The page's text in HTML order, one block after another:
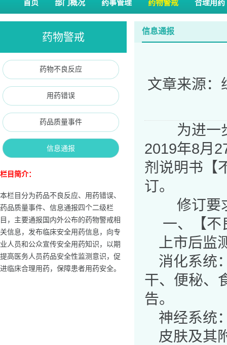
首页 部门概况 药事管理 药物警戒 合理用药
药物警戒
药物不良反应
用药错误
药品质量事件
信息通报
栏目简介：
本栏目分为药品不良反应、用药错误、
药品质量事件、信息通报四个二级栏
目，主要通报国内外公布的药物警戒相
关信息，发布临床安全用药信息，向专
业人员和公众宣传安全用药知识，以期
提高医务人员药品安全性监测意识，促
进临床合理用药，保障患者用药安全。
信息通报
文章来源：
为进一步
2019年8月
剂 说明书 【
订。
修订要
一、【不
上市后监
消化系统
干、便秘、
告。
神经系统
皮肤及其